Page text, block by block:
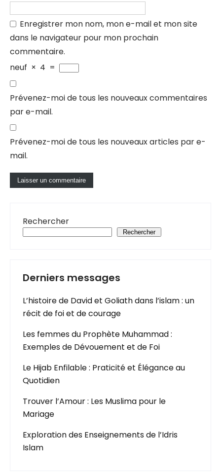
Enregistrer mon nom, mon e-mail et mon site
dans le navigateur pour mon prochain
commentaire.
neuf × 4 =
Prévenez-moi de tous les nouveaux commentaires
par e-mail.
Prévenez-moi de tous les nouveaux articles par e-
mail.
Rechercher
Rechercher
Derniers messages
L’histoire de David et Goliath dans l’islam : un
récit de foi et de courage
Les femmes du Prophète Muhammad :
Exemples de Dévouement et de Foi
Le Hijab Enfilable : Praticité et Élégance au
Quotidien
Trouver l’Amour : Les Muslima pour le
Mariage
Exploration des Enseignements de l’Idris
Islam